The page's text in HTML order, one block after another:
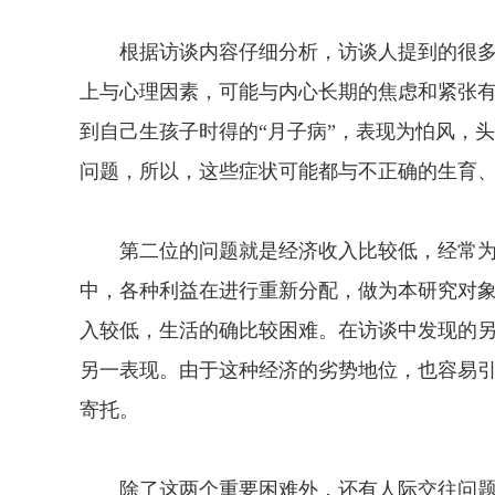
根据访谈内容仔细分析，访谈人提到的很多
上与心理因素，可能与内心长期的焦虑和紧张
到自己生孩子时得的“月子病”，表现为怕风，
问题，所以，这些症状可能都与不正确的生育
第二位的问题就是经济收入比较低，经常为
中，各种利益在进行重新分配，做为本研究对
入较低，生活的确比较困难。在访谈中发现的
另一表现。由于这种经济的劣势地位，也容易
寄托。
除了这两个重要困难外，还有人际交往问题